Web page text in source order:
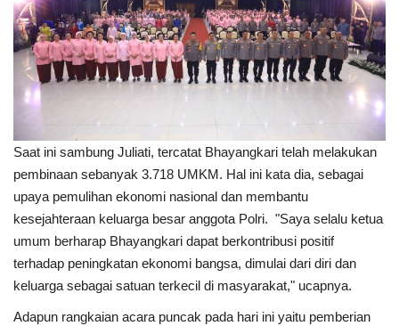
Saat ini sambung Juliati, tercatat Bhayangkari telah melakukan
pembinaan sebanyak 3.718 UMKM. Hal ini kata dia, sebagai
upaya pemulihan ekonomi nasional dan membantu
kesejahteraan keluarga besar anggota Polri. "Saya selalu ketua
umum berharap Bhayangkari dapat berkontribusi positif
terhadap peningkatan ekonomi bangsa, dimulai dari diri dan
keluarga sebagai satuan terkecil di masyarakat," ucapnya.
Adapun rangkaian acara puncak pada hari ini yaitu pemberian